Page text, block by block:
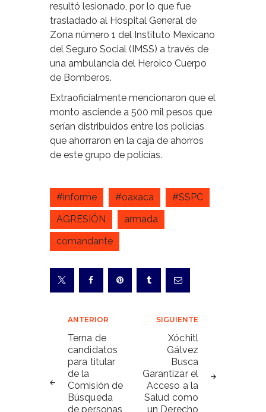
resultó lesionado, por lo que fue
trasladado al Hospital General de
Zona número 1 del Instituto Mexicano
del Seguro Social (IMSS) a través de
una ambulancia del Heroico Cuerpo
de Bomberos.
Extraoficialmente mencionaron que el
monto asciende a 500 mil pesos que
serían distribuidos entre los policías
que ahorraron en la caja de ahorros
de este grupo de policías.
#informe #oaxaca
#SSPC
AGRESIÓN
armada
comandante
Navegación
de
entradas
ANTERIOR
Terna de
candidatos
para titular
de la
Comisión de
Búsqueda
de personas
SIGUIENTE
Xóchitl
Gálvez
Busca
Garantizar el
Acceso a la
Salud como
un Derecho